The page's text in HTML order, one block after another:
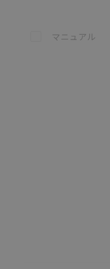
この資料を選択
マニュアル